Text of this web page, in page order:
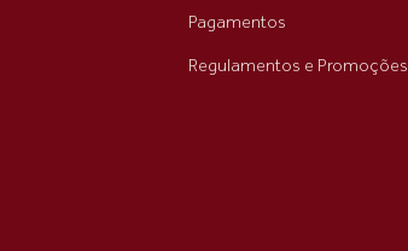
Pagamentos
Regulamentos e Promoções